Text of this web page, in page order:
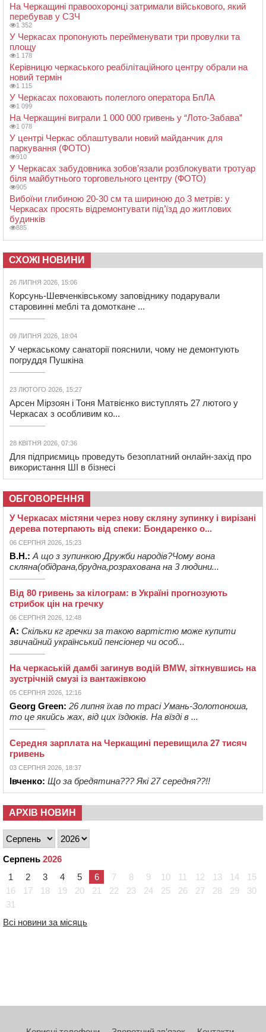
На Черкащині правоохоронці затримали військового, який
перебував у СЗЧ
1 352
У Черкасах пропонують перейменувати три провулки та
площу
1 178
Керівницю черкаського реабілітаційного центру обрали на
новий термін
1 115
У Черкасах поховають полеглого оператора БпЛА
1 099
На Черкащині виграли 1 000 000 гривень у “Лото-Забава”
1 078
У центрі Черкас облаштували новий майданчик для
паркування (ФОТО)
910
У Черкасах забудовника зобов’язали розблокувати тротуар
біля майбутнього торговельного центру (ФОТО)
905
Вибоїни глибиною 20-30 см та шириною до 3 метрів: у
Черкасах просять відремонтувати під’їзд до житлових
будинків
885
СХОЖІ НОВИНИ
26 ЛИПНЯ 2026, 15:06
Корсунь-Шевченкiвському заповіднику подарували
старовинні меблі та домоткане ...
09 ЛИПНЯ 2026, 18:04
У черкаському санаторії пояснили, чому не демонтують
погруддя Пушкіна
23 ЛЮТОГО 2026, 15:27
Арсен Мірзоян і Тоня Матвієнко виступлять 27 лютого у
Черкасах з особливим ко...
28 КВІТНЯ 2026, 07:36
Для підприємиць проведуть безоплатний онлайн-захід про
використання ШІ в бізнесі
ОБГОВОРЕННЯ
У Черкасах містяни через нову скляну зупинку і вирізані
дерева потерпають від спеки: Бондаренко о...
06 СЕРПНЯ 2026, 15:23
В.Н.: А що з зупинкою Дружби народів?Чому вона
скляна(обідрана,брудна,розрахована на 3 людини...
Від 80 гривень за кілограм: в Україні прогнозують
стрибок цін на гречку
06 СЕРПНЯ 2026, 12:48
А: Скільки кг гречки за такою вартістю може купити
звичайний український пенсіонер чи особ...
На черкаській дамбі загинув водій BMW, зіткнувшись на
зустрічній смузі із вантажівкою
05 СЕРПНЯ 2026, 12:16
Georg Green: 26 липня їхав по трасі Умань-Золотоноша,
то це якийсь жах, від цих їздюків. На вїзді в ...
Середня зарплата на Черкащині перевищила 27 тисяч
гривень
03 СЕРПНЯ 2026, 18:37
Івченко: Що за бредятина??? Які 27 середня??!!
АРХІВ НОВИН
Серпень 2026
1
2 3 4 5 6 7 8 9 10 11 12 13 14
15
16
17 18 19 20 21 22 23 24 25 26 27 28 29
30
31
Всі новини за місяць